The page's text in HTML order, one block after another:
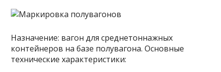
Назначение: вагон для среднетоннажных
контейнеров на базе полувагона. Основные
технические характеристики: